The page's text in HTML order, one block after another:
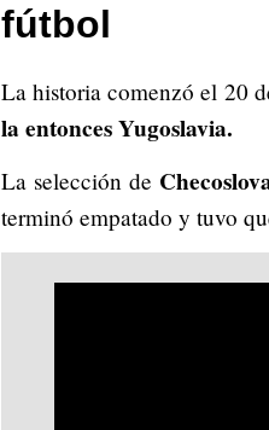
fútbol
La historia comenzó el 20
la entonces Yugoslavia.
La selección de
terminó empatado y tuvo